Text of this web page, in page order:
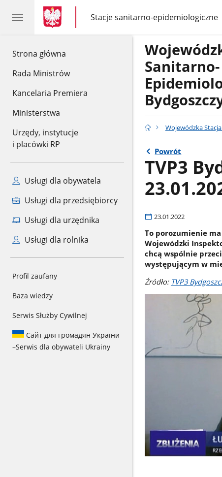
Strona główna
Rada Ministrów
Kancelaria Premiera
Ministerstwa
Urzędy, instytucje
i placówki RP
Usługi dla obywatela
Usługi dla przedsiębiorcy
Usługi dla urzędnika
Usługi dla rolnika
Profil zaufany
Baza wiedzy
Serwis Służby Cywilnej
Сайт для громадян України
–Serwis dla obywateli Ukrainy
gov.pl
gov.pl
Stacje sanitarno-epidemiologiczne
gov.pl
Stacje
sanitarno-
epidemiologiczne
Sanitarno-
Wojewódzka
Powrót
TVP3
23.01.2022
To porozumienie
Wojewódzki
chcą wspólnie
występującym w
Źródło: TVP3